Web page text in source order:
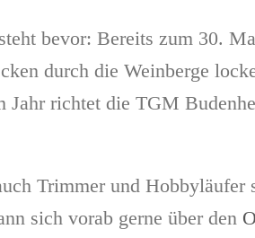
bevor: Bereits zum 30.
durch die Weinberge
Jahr richtet die TGM
Trimmer und
sich vorab gerne über den